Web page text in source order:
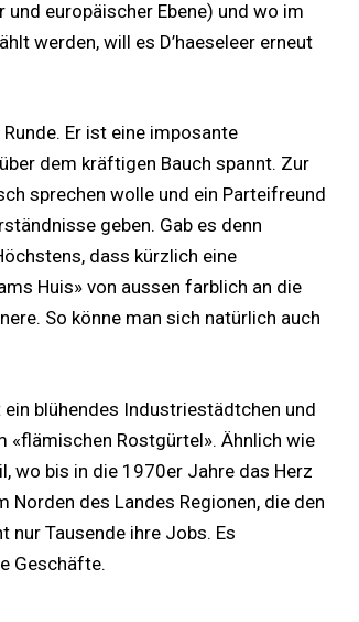
europäischer Ebene) und wo im
werden, will es D’haeseleer erneut
Er ist eine imposante
dem kräftigen Bauch spannt. Zur
sprechen wolle und ein Parteifreund
geben. Gab es denn
dass kürzlich eine
Huis» von aussen farblich an die
So könne man sich natürlich auch
blühendes Industriestädtchen und
«flämischen Rostgürtel». Ähnlich wie
wo bis in die 1970er Jahre das Herz
des Landes Regionen, die den
nur Tausende ihre Jobs. Es
Geschäfte.